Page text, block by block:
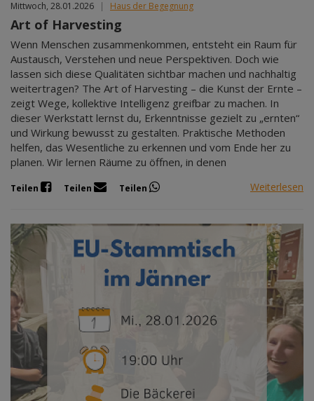
Mittwoch, 28.01.2026 | Haus der Begegnung
Art of Harvesting
Wenn Menschen zusammenkommen, entsteht ein Raum für
Austausch, Verstehen und neue Perspektiven. Doch wie
lassen sich diese Qualitäten sichtbar machen und nachhaltig
weitertragen? The Art of Harvesting – die Kunst der Ernte –
zeigt Wege, kollektive Intelligenz greifbar zu machen. In
dieser Werkstatt lernst du, Erkenntnisse gezielt zu „ernten“
und Wirkung bewusst zu gestalten. Praktische Methoden
helfen, das Wesentliche zu erkennen und vom Ende her zu
planen. Wir lernen Räume zu öffnen, in denen
Teilen Teilen Teilen Weiterlesen